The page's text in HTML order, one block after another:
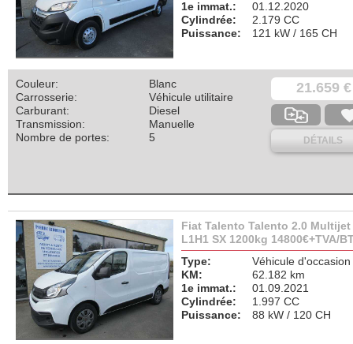
1e immat.:
01.12.2020
Cylindrée:
2.179 CC
Puissance:
121 kW / 165 CH
21.659 €
DÉTAILS
Couleur:
Blanc
Carrosserie:
Véhicule utilitaire
Carburant:
Diesel
Transmission:
Manuelle
Nombre de portes:
5
Fiat Talento Talento 2.0 Multijet
L1H1 SX 1200kg 14800€+TVA/
Type:
Véhicule d'occasion
KM:
62.182 km
1e immat.:
01.09.2021
Cylindrée:
1.997 CC
Puissance:
88 kW / 120 CH